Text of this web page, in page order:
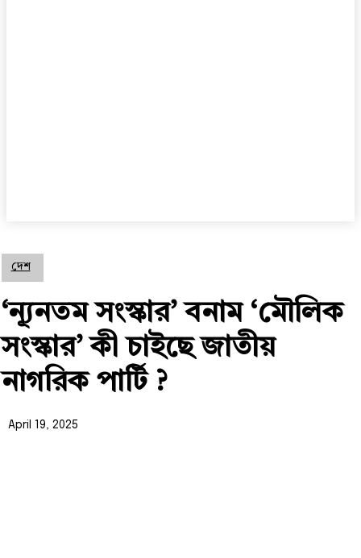
দেশ
‘ন্যূনতম সংস্কার’ বনাম ‘মৌলিক
সংস্কার’ কী চাইছে জাতীয়
নাগরিক পার্টি ?
April 19, 2025